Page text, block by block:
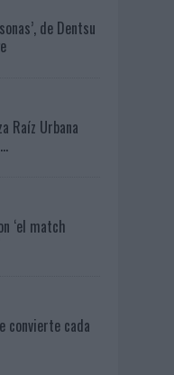
de Dentsu
Raíz Urbana
‘el match
convierte cada